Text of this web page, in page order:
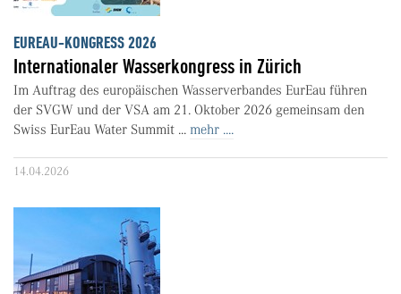
EUREAU-KONGRESS 2026
Internationaler Wasserkongress in Zürich
Im Auftrag des europäischen Wasserverbandes EurEau führen
der SVGW und der VSA am 21. Oktober 2026 gemeinsam den
Swiss EurEau Water Summit ... mehr ....
14.04.2026